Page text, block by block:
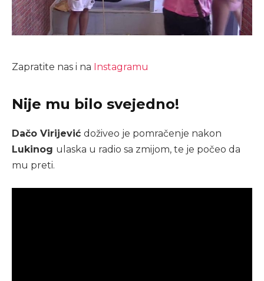
Zapratite nas i na Instagramu
Nije mu bilo svejedno!
Dačo Virijević doživeo je pomračenje nakon
Lukinog ulaska u radio sa zmijom, te je počeo da
mu preti.